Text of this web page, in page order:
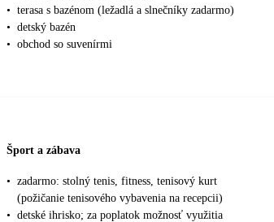
• terasa s bazénom (ležadlá a slnečníky zadarmo)
• detský bazén
• obchod so suvenírmi
Šport a zábava
• zadarmo: stolný tenis, fitness, tenisový kurt
(požičanie tenisového vybavenia na recepcii)
• detské ihrisko; za poplatok možnosť využitia